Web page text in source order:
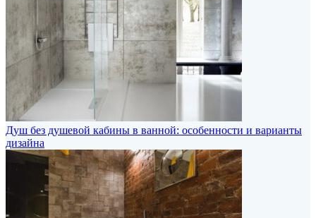
Душ без душевой кабины в ванной: особенности и варианты
дизайна